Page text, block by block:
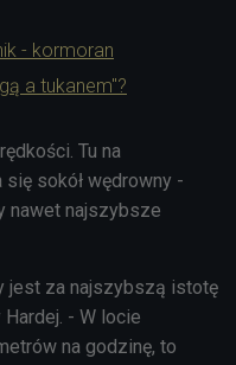
- kormoran
a tukanem"?
Tu na
sokół wędrowny -
nawet najszybsze
jest za najszybszą istotę
- W locie
na godzinę, to